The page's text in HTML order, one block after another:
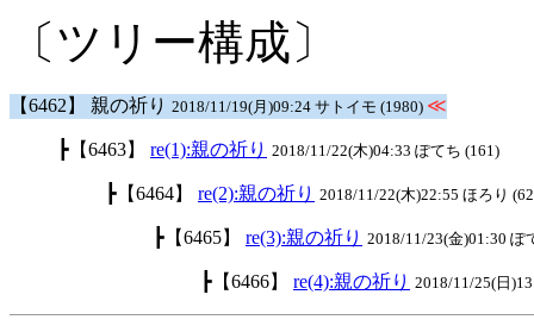
〔ツリー構成〕
【6462】 親の祈り 2018/11/19(月)09:24 サトイモ (1980) ≪
┣【6463】 re(1):親の祈り 2018/11/22(木)04:33 ぽてち (161)
┣【6464】 re(2):親の祈り 2018/11/22(木)22:55 ほろり
┣【6465】 re(3):親の祈り 2018/11/23(金)01:30 ぽ
┣【6466】 re(4):親の祈り 2018/11/25(日